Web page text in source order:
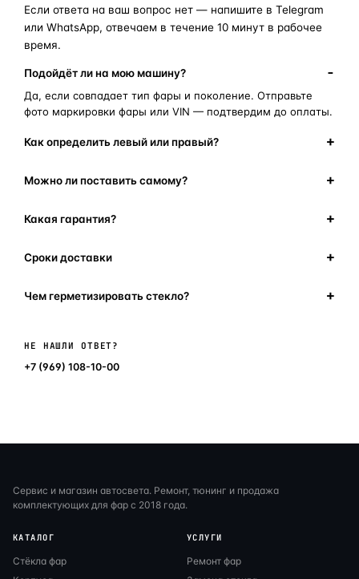
Если ответа на ваш вопрос нет — напишите в Telegram
или WhatsApp, отвечаем в течение 10 минут в рабочее
время.
Подойдёт ли на мою машину?
Да, если совпадает тип фары и поколение. Отправьте
фото маркировки фары или VIN — подтвердим до оплаты.
Как определить левый или правый?
Можно ли поставить самому?
Какая гарантия?
Сроки доставки
Чем герметизировать стекло?
НЕ НАШЛИ ОТВЕТ?
+7 (969) 108-10-00
Сервис и магазин автосвета. Ремонт, тюнинг и продажа
комплектующих для фар с 2018 года.
КАТАЛОГ
Стёкла фар
УСЛУГИ
Ремонт фар